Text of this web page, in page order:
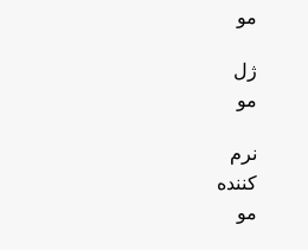
مو
ژل
مو
نرم
کننده
مو